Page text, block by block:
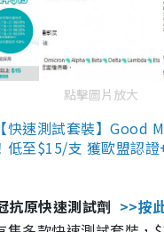
點擊圖片放大
快速測試套裝】Good
低至$15/支 獲歐盟認
抗原快速測試劑 >>按